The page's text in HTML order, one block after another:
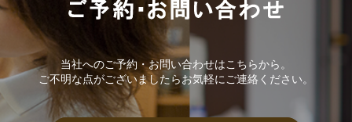
当社へのご予約・お問い合わせはこちらから。
ご不明な点がございましたらお気軽にご連絡ください。